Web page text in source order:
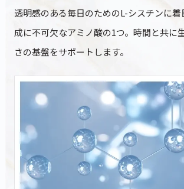
透明感のある毎日のためのL-シスチンに
成に不可欠なアミノ酸の1つ。時間と共に
さの基盤をサポートします。